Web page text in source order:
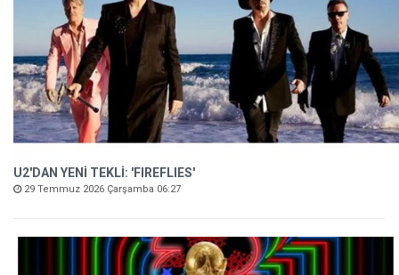
U2'DAN YENİ TEKLİ: 'FIREFLIES'
29 Temmuz 2026 Çarşamba 06:27